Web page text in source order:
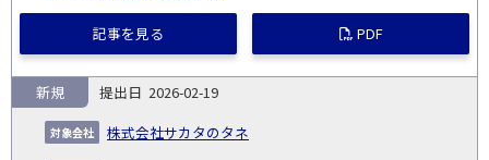
記事を見る PDF
2026-02-19
株式会社サカタのタネ
新規